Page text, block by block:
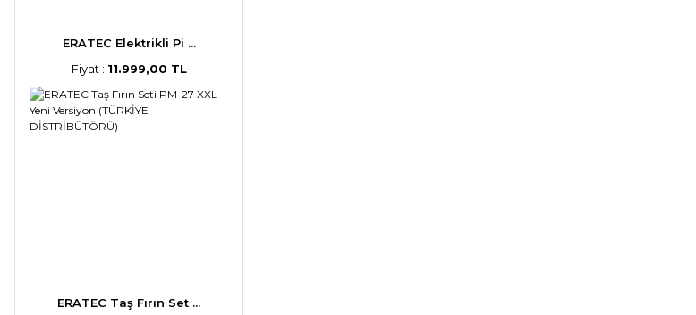
ERATEC Elektrikli Pi ...
Fiyat : 11.999,00 TL
ERATEC Taş Fırın Set ...